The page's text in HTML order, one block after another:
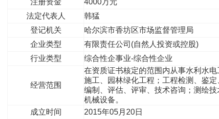
注册资金
4000万元
法定代表人
韩猛
登记机关
哈尔滨市香坊区市场监督管理局
企业类型
有限责任公司(自然人投资或控股)
行业类型
综合性企事业-综合性企业
经营范围
在资质证书核定的范围内从事水利水
施工、园林绿化工程；工程检测、鉴
编制、评估、评审、技术咨询；测绘
机械设备。
成立时间
2015年05月20日